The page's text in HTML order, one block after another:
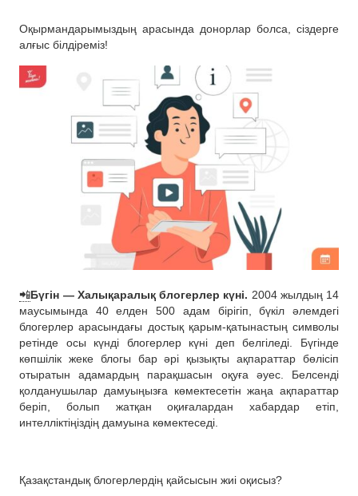
Оқырмандарымыздың арасында донорлар болса, сіздерге
алғыс білдіреміз!
📲Бүгін — Халықаралық блогерлер күні. 2004 жылдың 14
маусымында 40 елден 500 адам бірігіп, бүкіл әлемдегі
блогерлер арасындағы достық қарым-қатынастың символы
ретінде осы күнді блогерлер күні деп белгіледі. Бүгінде
көпшілік жеке блогы бар әрі қызықты ақпараттар бөлісіп
отыратын адамардың парақшасын оқуға әуес. Белсенді
қолданушылар дамуыңызға көмектесетін жаңа ақпараттар
беріп, болып жатқан оқиғалардан хабардар етіп,
интелліктіңіздің дамуына көмектеседі.
Қазақстандық блогерлердің қайсысын жиі оқисыз?